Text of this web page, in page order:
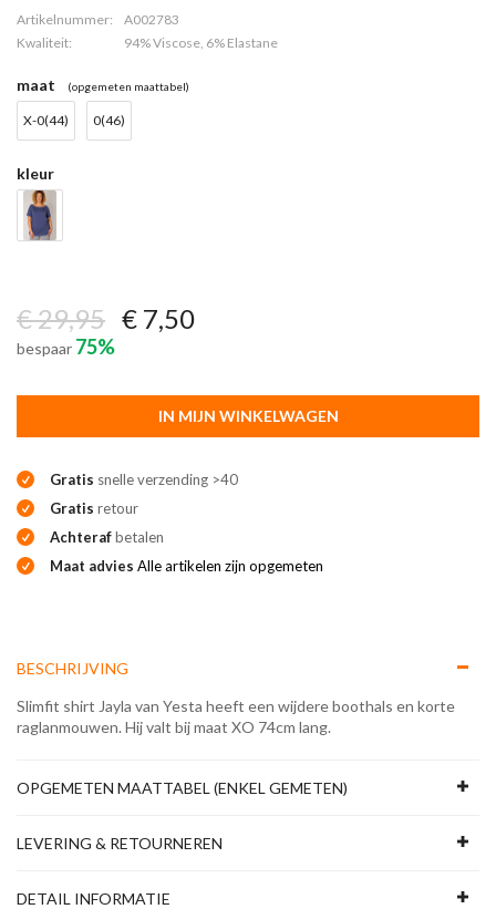
Artikelnummer:
A002783
Kwaliteit:
94% Viscose, 6% Elastane
maat (opgemeten maattabel)
X-0(44) 0(46)
kleur
€ 29,95 € 7,50
bespaar 75%
IN MIJN WINKELWAGEN
Gratis snelle verzending >40
Gratis retour
Achterafbetalen
Maat advies Alle artikelen zijn opgemeten
BESCHRIJVING
Slimfit shirt Jayla van Yesta heeft een wijdere boothals en korte
raglanmouwen. Hij valt bij maat XO 74cm lang.
OPGEMETEN MAATTABEL (ENKEL GEMETEN)
LEVERING & RETOURNEREN
DETAIL INFORMATIE